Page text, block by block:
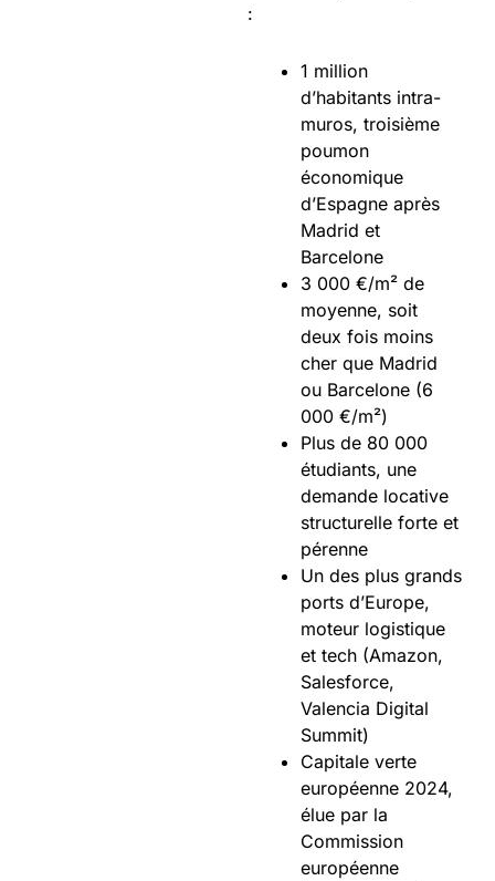
:
1 million
d’habitants intra-
muros, troisième
poumon
économique
d’Espagne après
Madrid et
Barcelone
3 000 €/m² de
moyenne, soit
deux fois moins
cher que Madrid
ou Barcelone (6
000 €/m²)
Plus de 80 000
étudiants, une
demande locative
structurelle forte et
pérenne
Un des plus grands
ports d’Europe,
moteur logistique
et tech (Amazon,
Salesforce,
Valencia Digital
Summit)
Capitale verte
européenne 2024,
élue par la
Commission
européenne